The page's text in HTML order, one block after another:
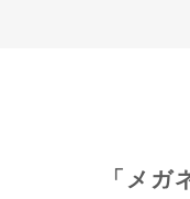
「メガ